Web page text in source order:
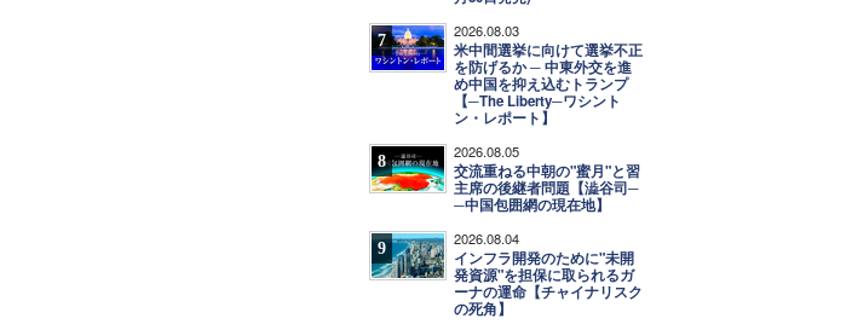
7 2026.08.03
米中間選挙に向けて選挙不正
を防げるか ─ 中東外交を進
め中国を抑え込むトランプ
【─The Liberty─ワシント
ン・レポート】
8 2026.08.05
交流重ねる中朝の"蜜月"と習
主席の後継者問題【澁谷司─
─中国包囲網の現在地】
9 2026.08.04
インフラ開発のために"未開
発資源"を担保に取られるガ
ーナの運命【チャイナリスク
の死角】